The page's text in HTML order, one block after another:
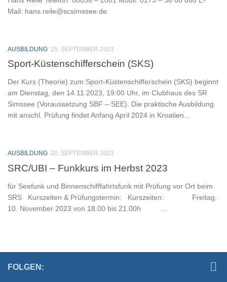
Mail: hans.reile@scsimssee.de
AUSBILDUNG 25. SEPTEMBER 2023
Sport-Küstenschifferschein (SKS)
Der Kurs (Theorie) zum Sport-Küstenschifferschein (SKS) beginnt
am Dienstag, den 14.11.2023, 19:00 Uhr, im Clubhaus des SR
Simssee (Voraussetzung SBF – SEE). Die praktische Ausbildung
mit anschl. Prüfung findet Anfang April 2024 in Kroatien...
AUSBILDUNG 20. SEPTEMBER 2023
SRC/UBI – Funkkurs im Herbst 2023
für Seefunk und Binnenschifffahrtsfunk mit Prüfung vor Ort beim
SRS Kurszeiten & Prüfungstermin: Kurszeiten: Freitag,
10. November 2023 von 18.00 bis 21.00h ...
FOLGEN: